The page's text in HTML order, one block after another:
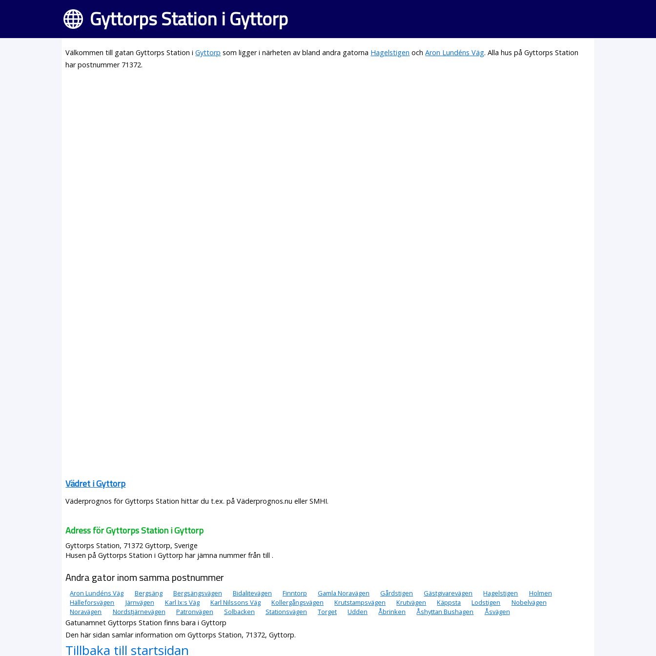
Gyttorps Station i Gyttorp
Välkommen till gatan Gyttorps Station iGyttorp som ligger i närheten av bland andra gatorna Hagelstigen ochAron Lundéns Väg. Alla hus på Gyttorps Station
har postnummer 71372.
Vädret i Gyttorp
Väderprognos för Gyttorps Station hittar du t.ex. på Väderprognos.nu eller SMHI.
Adress för Gyttorps Station i Gyttorp
Gyttorps Station, 71372 Gyttorp, Sverige
Husen på Gyttorps Station i Gyttorp har jämna nummer från till .
Andra gator inom samma postnummer
Aron Lundéns Väg Bergsäng Bergsängsvägen Bidalitevägen Finntorp Gamla Noravägen Gårdstigen Gästgivarevägen Hagelstigen
Holmen
Hälleforsvägen
Järnvägen Karl Ix:s Väg Karl Nilssons Väg Kollergångsvägen Krutstampsvägen Krutvägen Käppsta Lodstigen
Nobelvägen
Noravägen
Nordstjärnevägen Patronvägen Solbacken Stationsvägen Torget Udden Åbrinken Åshyttan Bushagen Åsvägen
Gatunamnet Gyttorps Station finns bara i Gyttorp
Den här sidan samlar information om Gyttorps Station, 71372, Gyttorp.
Tillbaka till startsidan